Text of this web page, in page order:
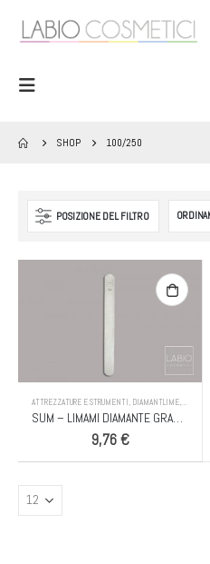
SHOP 100/250
POSIZIONE DEL FILTRO
ATTREZZATURE E STRUMENTI, DIAMANTLIME, LIME
SUM – LIMAMI DIAMANTE GRANA 250 – 18 CM F/SF
9,76€